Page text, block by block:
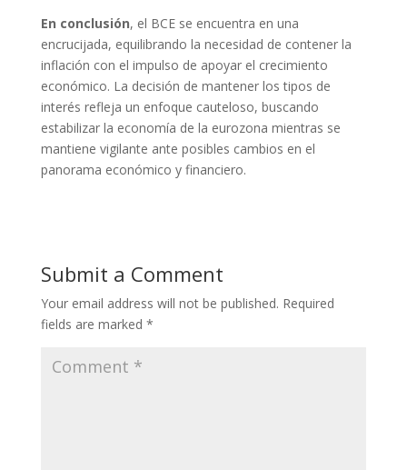
En conclusión, el BCE se encuentra en una
encrucijada, equilibrando la necesidad de contener la
inflación con el impulso de apoyar el crecimiento
económico. La decisión de mantener los tipos de
interés refleja un enfoque cauteloso, buscando
estabilizar la economía de la eurozona mientras se
mantiene vigilante ante posibles cambios en el
panorama económico y financiero.
Submit a Comment
Your email address will not be published. Required
fields are marked *